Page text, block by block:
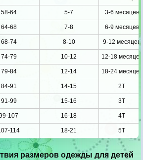
58-64 5-7 3-6 месяцев
64-68 7-8 6-9 месяцев
68-74 8-10 9-12 месяцев
74-79 10-12 12-18 месяцев
79-84 12-14 18-24 месяцев
84-91 14-15 2T
91-99 15-16 3T
107 16-18 4T
114 18-21 5T
размеров одежды для детей